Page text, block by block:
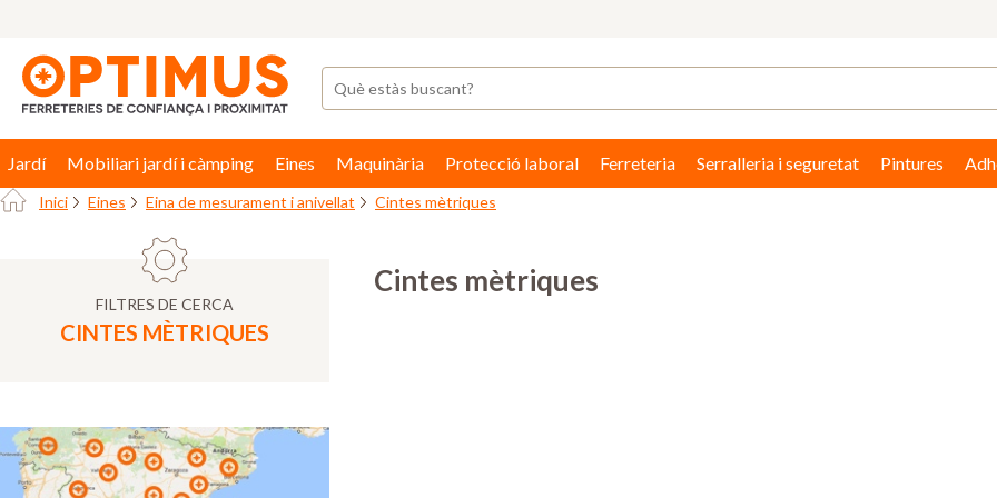
Jardí Mobiliari jardí i càmping Eines Maquinària Protecció laboral Ferreteria Serralleria i seguretat Pintures
Inici Eines Eina de mesurament i anivellat Cintes mètriques
FILTRES DE CERCA
CINTES MÈTRIQUES
Cintes mètriques